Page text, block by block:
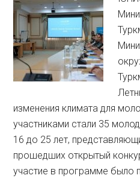
изменения климата для
участниками стали 35
16 до 25 лет,
прошедших открытый
участие в программе было